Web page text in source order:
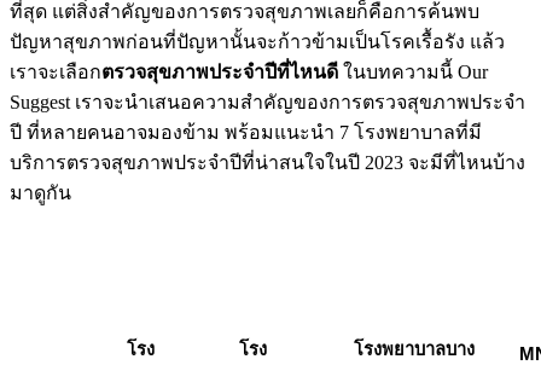
ที่สุด แต่สิ่งสำคัญของการตรวจสุขภาพเลยก็คือการค้นพบ
ปัญหาสุขภาพก่อนที่ปัญหานั้นจะก้าวข้ามเป็นโรคเรื้อรัง แล้ว
เราจะเลือกตรวจสุขภาพประจำปีที่ไหนดี ในบทความนี้ Our
Suggest เราจะนำเสนอความสำคัญของการตรวจสุขภาพประจำ
ปี ที่หลายคนอาจมองข้าม พร้อมแนะนำ 7 โรงพยาบาลที่มี
บริการตรวจสุขภาพประจำปีที่น่าสนใจในปี 2023 จะมีที่ไหนบ้าง
มาดูกัน
โรง
โรง
โรงพยาบาลบาง